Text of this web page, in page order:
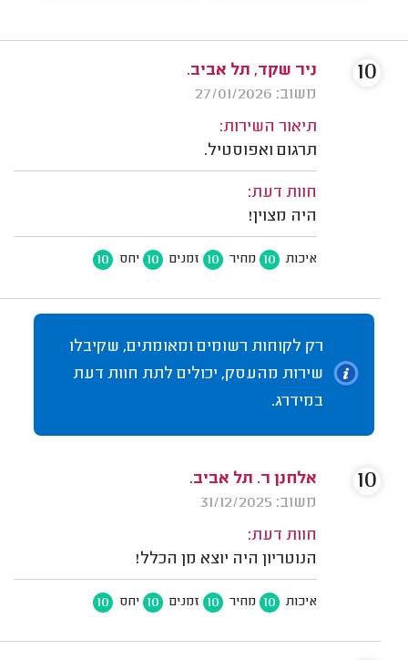
ניר שקד, תל אביב.
משוב: 27/01/2026
תיאור השירות:
תרגום ואפוסטיל.
חוות דעת:
היה מצוין!
איכות 10 מחיר 10 זמנים 10 יחס 10
10
רק לקוחות רשומים ומאומתים, שקיבלו
שירות מהעסק, יכולים לתת חוות דעת
במידרג.
אלחנן ר. תל אביב.
משוב: 31/12/2025
חוות דעת:
הנוטריון היה יוצא מן הכלל!
איכות 10 מחיר 10 זמנים 10 יחס 10
10